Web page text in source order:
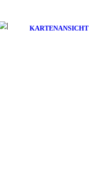
KARTENANSICHT